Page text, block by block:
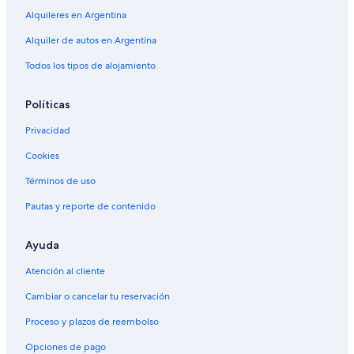
Alquiler de autos cerca de Microcentro
Alquiler de autos cerca de Recoleta
Alquiler de autos cerca de Centro comercial La Recova de Posadas
Alquiler de autos cerca de La Boca
Alquiler de autos cerca de Parque Centenario
Alquiler de autos cerca de Retiro
Alquileres en Argentina
Alquiler de autos en Argentina
Todos los tipos de alojamiento
Políticas
Privacidad
Cookies
Términos de uso
Pautas y reporte de contenido
Ayuda
Atención al cliente
Cambiar o cancelar tu reservación
Proceso y plazos de reembolso
Opciones de pago